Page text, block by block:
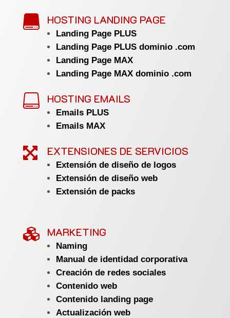
 HOSTING LANDING PAGE
Landing Page PLUS
Landing Page PLUS dominio .com
Landing Page MAX
Landing Page MAX dominio .com
 HOSTING EMAILS
Emails PLUS
Emails MAX
 EXTENSIONES DE SERVICIOS
Extensión de diseño de logos
Extensión de diseño web
Extensión de packs
 MARKETING
Naming
Manual de identidad corporativa
Creación de redes sociales
Contenido web
Contenido landing page
Actualización web